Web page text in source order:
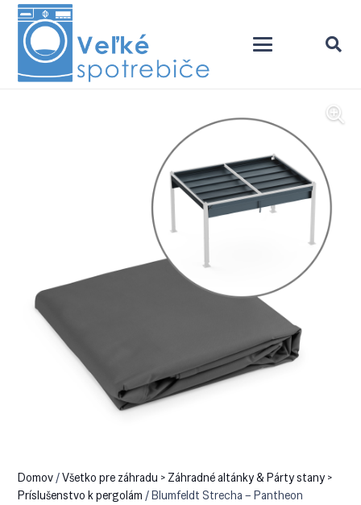
Domov/Všetko pre záhradu > Záhradné altánky & Párty stany >
Príslušenstvo k pergolám / Blumfeldt Strecha – Pantheon